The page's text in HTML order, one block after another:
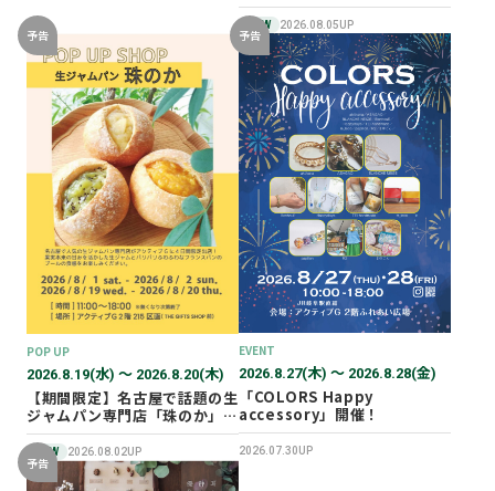
NEW 2026.08.05UP
予告
POP UP
2026.8.19(水) 〜 2026.8.20(木)
【期間限定】名古屋で話題の生
ジャムパン専門店「珠のか」
POP UP SHOP
NEW 2026.08.02UP
予告
EVENT
2026.8.27(木) 〜 2026.8.28(金)
「COLORS Happy
accessory」開催！
2026.07.30UP
予告